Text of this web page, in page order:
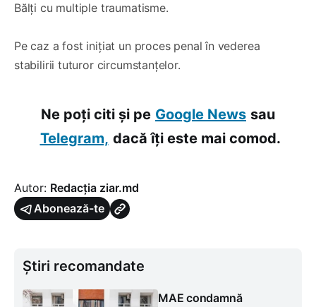
Bălți cu multiple traumatisme.
Pe caz a fost inițiat un proces penal în vederea
stabilirii tuturor circumstanțelor.
Ne poți citi și pe Google News sau
Telegram, dacă îți este mai comod.
Autor: Redacția ziar.md
Abonează-te
Știri recomandate
MAE condamnă